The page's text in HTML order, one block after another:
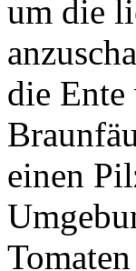
um die
die
einen